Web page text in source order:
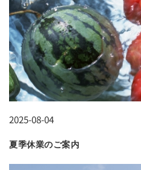
2025-08-04
夏季休業のご案内